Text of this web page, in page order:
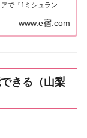
で『1ミシュランキ
ミシュランガイド
星）』の宿泊施...
www.e宿.com
きる（山梨